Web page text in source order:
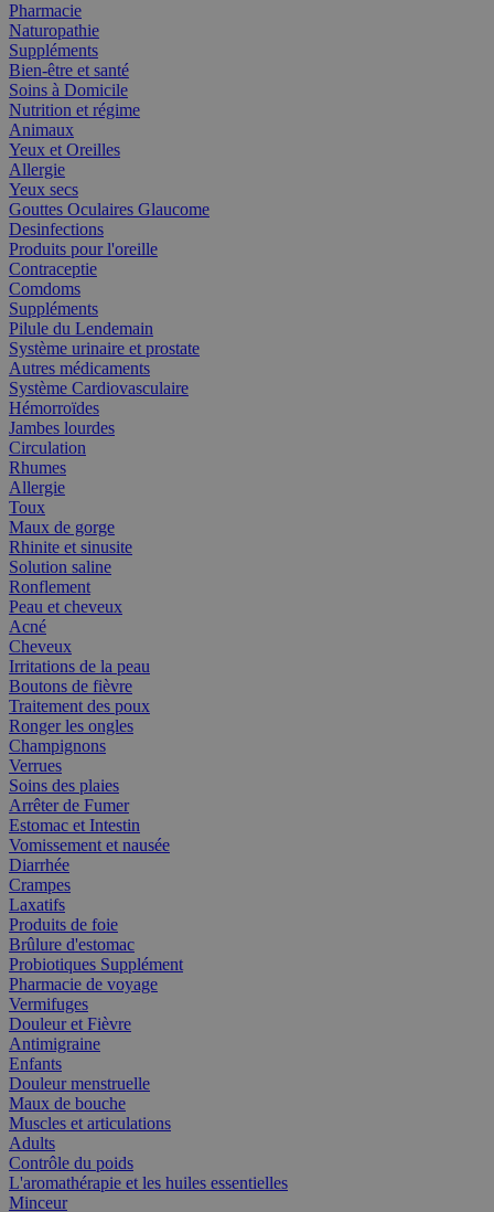
Pharmacie
Naturopathie
Suppléments
Bien-être et santé
Soins à Domicile
Nutrition et régime
Animaux
Yeux et Oreilles
Allergie
Yeux secs
Gouttes Oculaires Glaucome
Desinfections
Produits pour l'oreille
Contraceptie
Comdoms
Suppléments
Pilule du Lendemain
Système urinaire et prostate
Autres médicaments
Système Cardiovasculaire
Hémorroïdes
Jambes lourdes
Circulation
Rhumes
Allergie
Toux
Maux de gorge
Rhinite et sinusite
Solution saline
Ronflement
Peau et cheveux
Acné
Cheveux
Irritations de la peau
Boutons de fièvre
Traitement des poux
Ronger les ongles
Champignons
Verrues
Soins des plaies
Arrêter de Fumer
Estomac et Intestin
Vomissement et nausée
Diarrhée
Crampes
Laxatifs
Produits de foie
Brûlure d'estomac
Probiotiques Supplément
Pharmacie de voyage
Vermifuges
Douleur et Fièvre
Antimigraine
Enfants
Douleur menstruelle
Maux de bouche
Muscles et articulations
Adults
Contrôle du poids
L'aromathérapie et les huiles essentielles
Minceur